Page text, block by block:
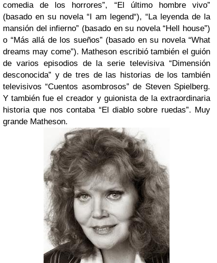
comedia de los horrores”, “El último hombre vivo”
(basado en su novela “I am legend“), “La leyenda de la
mansión del infierno” (basado en su novela “Hell house”)
o “Más allá de los sueños” (basado en su novela “What
dreams may come”). Matheson escribió también el guión
de varios episodios de la serie televisiva “Dimensión
desconocida” y de tres de las historias de los también
televisivos “Cuentos asombrosos” de Steven Spielberg.
Y también fue el creador y guionista de la extraordinaria
historia que nos contaba “El diablo sobre ruedas”. Muy
grande Matheson.